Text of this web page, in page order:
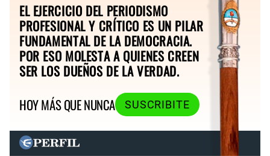
EL EJERCICIO DEL PERIODISMO
PROFESIONAL Y CRÍTICO ES UN PILAR
FUNDAMENTAL DE LA DEMOCRACIA.
POR ESO MOLESTA A QUIENES CREEN
SER LOS DUEÑOS DE LA VERDAD.
HOY MÁS QUE NUNCA
SUSCRIBITE